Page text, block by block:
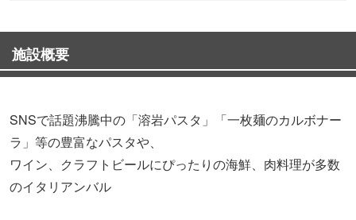
施設概要
SNSで話題沸騰中の「溶岩パスタ」「一枚麺のカルボナー
ラ」等の豊富なパスタや、
ワイン、クラフトビールにぴったりの海鮮、肉料理が多数
のイタリアンバル